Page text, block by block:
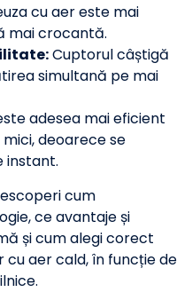
cu aer este mai
mai crocantă.
Cuptorul câștigă
simultană pe mai
adesea mai eficient
deoarece se
instant.
cum
ce avantaje și
și cum alegi corect
aer cald, în funcție de